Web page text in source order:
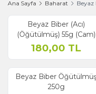
Ana Sayfa Baharat Beyaz
Beyaz Biber (Acı)
(Öğütülmüş) 55g (Cam)
180,00 TL
Beyaz Biber
250g